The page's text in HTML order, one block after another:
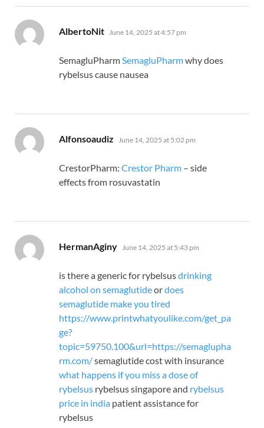
AlbertoNit says:
June 14, 2025 at 4:57 pm
SemagluPharmSemagluPharmwhy does
rybelsus cause nausea
Alfonsoaudiz says:
June 14, 2025 at 5:02 pm
CrestorPharm: Crestor Pharm – side
effects from rosuvastatin
HermanAginy says:
June 14, 2025 at 5:43 pm
is there a generic for rybelsusdrinking
alcohol on semaglutideordoes
semaglutide make you tired
https://www.printwhatyoulike.com/get_pa
ge?
topic=59750.100&url=https://semaglupha
rm.com/semaglutide cost with insurance
what happens if you miss a dose of
rybelsus rybelsus singapore and rybelsus
price in india patient assistance for
rybelsus